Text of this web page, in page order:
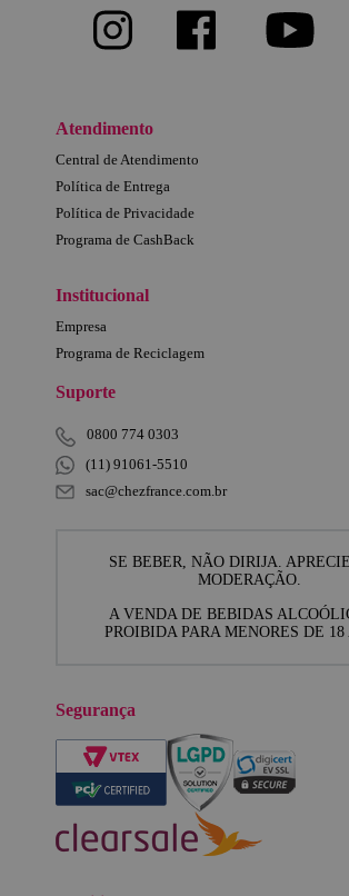
Atendimento
Central de Atendimento
Política de Entrega
Política de Privacidade
Programa de CashBack
Institucional
Empresa
Programa de Reciclagem
Suporte
0800 774 0303
(11) 91061-5510
sac@chezfrance.com.br
SE BEBER, NÃO DIRIJA.
MODERAÇÃO.
A VENDA DE BEBIDAS
PROIBIDA PARA MENORES DE 18
Segurança